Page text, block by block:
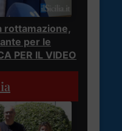
rottamazione,
per le
PER IL VIDEO